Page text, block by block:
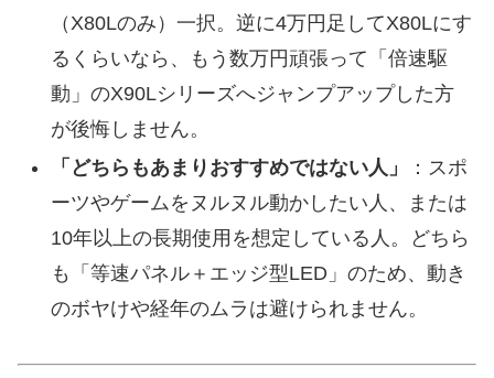
（X80Lのみ）一択。逆に4万円足してX80Lにす
るくらいなら、もう数万円頑張って「倍速駆
動」のX90Lシリーズへジャンプアップした方
が後悔しません。
「どちらもあまりおすすめではない人」
：スポ
ーツやゲームをヌルヌル動かしたい人、または
10年以上の長期使用を想定している人。どちら
も「等速パネル＋エッジ型LED」のため、動き
のボヤけや経年のムラは避けられません。